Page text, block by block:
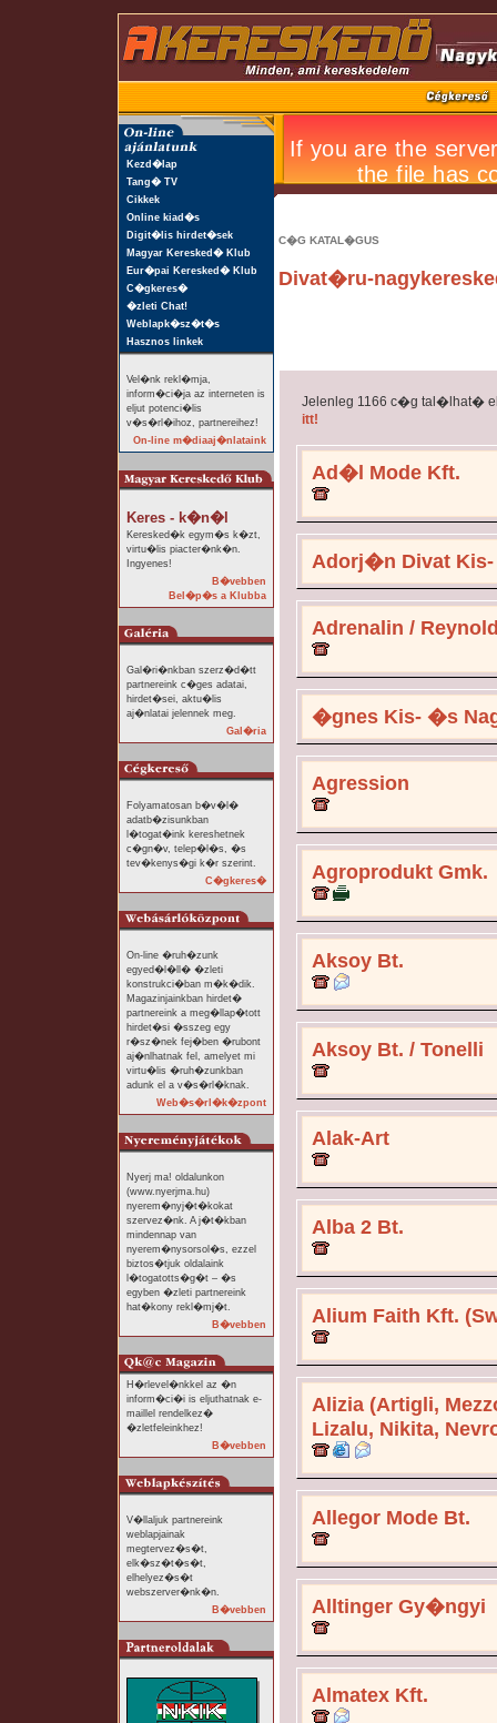
Kezd�lap
Tang� TV
Cikkek
Online kiad�s
Digit�lis hirdet�sek
Magyar Keresked� Klub
Eur�pai Keresked� Klub
C�gkeres�
�zleti Chat!
Weblapk�sz�t�s
Hasznos linkek
Vel�nk rekl�mja,
inform�ci�ja az interneten is
eljut potenci�lis
v�s�rl�ihoz, partnereihez!
On-line m�diaaj�nlataink
Keres - k�n�l
Keresked�k egym�s k�zt,
virtu�lis piacter�nk�n.
Ingyenes!
B�vebben
Bel�p�s a Klubba
Gal�ri�nkban szerz�d�tt
partnereink c�ges adatai,
hirdet�sei, aktu�lis
aj�nlatai jelennek meg.
Gal�ria
Folyamatosan b�v�l�
adatb�zisunkban
l�togat�ink kereshetnek
c�gn�v, telep�l�s, �s
tev�kenys�gi k�r szerint.
C�gkeres�
On-line �ruh�zunk
egyed�l�ll� �zleti
konstrukci�ban m�k�dik.
Magazinjainkban hirdet�
partnereink a meg�llap�tott
hirdet�si �sszeg egy
r�sz�nek fej�ben �rubont
aj�nlhatnak fel, amelyet mi
virtu�lis �ruh�zunkban
adunk el a v�s�rl�knak.
Web�s�rl�k�zpont
Nyerj ma! oldalunkon
(www.nyerjma.hu)
nyerem�nyj�t�kokat
szervez�nk. A j�t�kban
mindennap van
nyerem�nysorsol�s, ezzel
biztos�tjuk oldalaink
l�togatotts�g�t – �s
egyben �zleti partnereink
hat�kony rekl�mj�t.
B�vebben
H�rlevel�nkkel az �n
inform�ci�i is eljuthatnak e-
maillel rendelkez�
�zletfeleinkhez!
B�vebben
V�llaljuk partnereink
weblapjainak
megtervez�s�t,
elk�sz�t�s�t,
elhelyez�s�t
webszerver�nk�n.
B�vebben
C�G KATAL�GUS
Divat�ru-
Jelenleg 1166 c�g tal�lhat�
itt!
Ad�l Mode Kft.
Adorj�n Divat
Adrenalin /
�gnes Kis- �s
Agression
Agroprodukt Gmk.
Aksoy Bt.
Aksoy Bt. / Tonelli
Alak-Art
Alba 2 Bt.
Alium Faith Kft.
Alizia (Artigli,
Lizalu, Nikita,
Allegor Mode Bt.
Alltinger Gy�ngyi
Almatex Kft.